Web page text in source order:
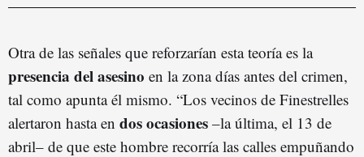
Otra de las señales que reforzarían esta teoría es la
presencia del asesino en la zona días antes del crimen,
tal como apunta él mismo. “Los vecinos de Finestrelles
alertaron hasta en dos ocasiones –la última, el 13 de
abril– de que este hombre recorría las calles empuñando